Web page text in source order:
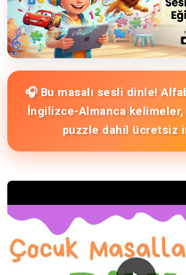
🎧 Bu masalı sesli dinle!
İngilizce-Almanca kelimeler,
puzzle dahil ücretsiz